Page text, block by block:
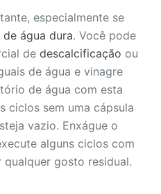
especialmente se
de água dura. Você pode
de descalcificação ou
de água e vinagre
de água com esta
ciclos sem uma cápsula
vazio. Enxágue o
alguns ciclos com
qualquer gosto residual.